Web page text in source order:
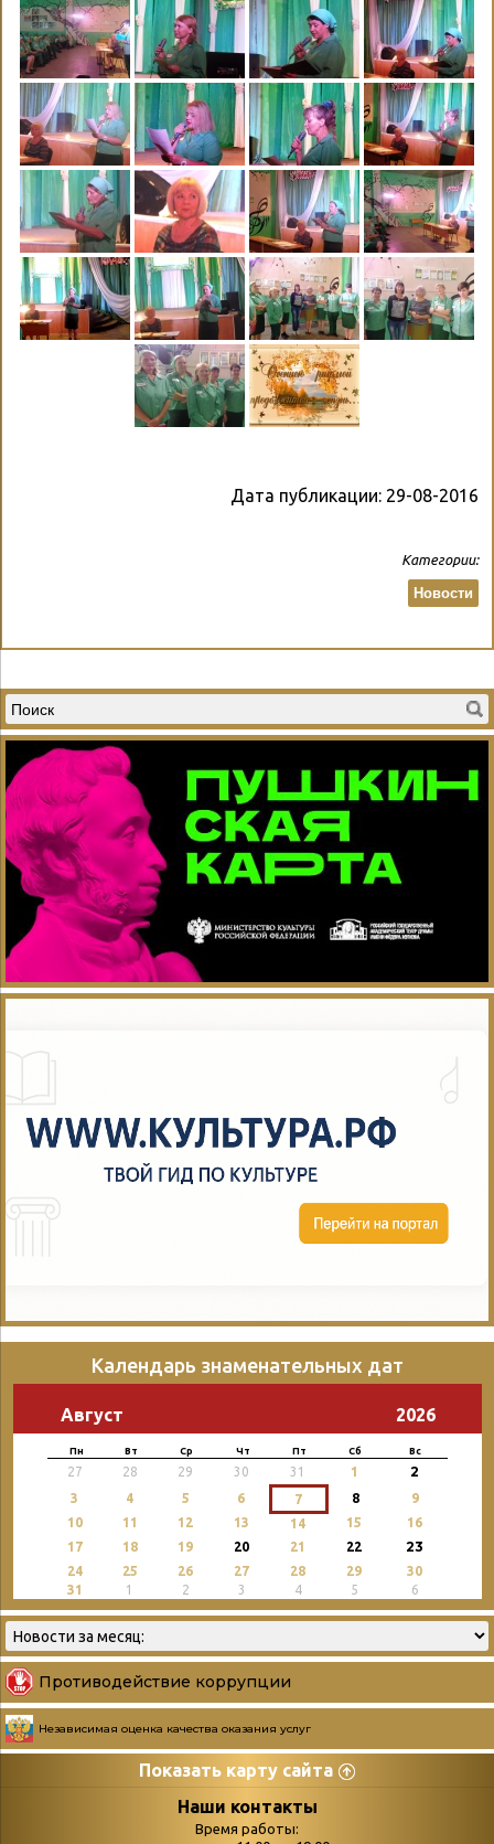
Дата публикации: 29-08-2016
Категории:
Новости
Календарь знаменательных дат
Август 2026
Пн Вт Ср Чт Пт Сб Вс
27 28 29 30 31 1 2
3 4 5 6 7 8
9
10
11 12 13 14 15
16
17
18 19 20 21 22 23
24 25 26 27 28 29
30
31
1 2 3 4 5 6
Противодействие коррупции
Независимая оценка качества оказания услуг
Показать карту сайта
СтраницыНаши контакты
Время работы: